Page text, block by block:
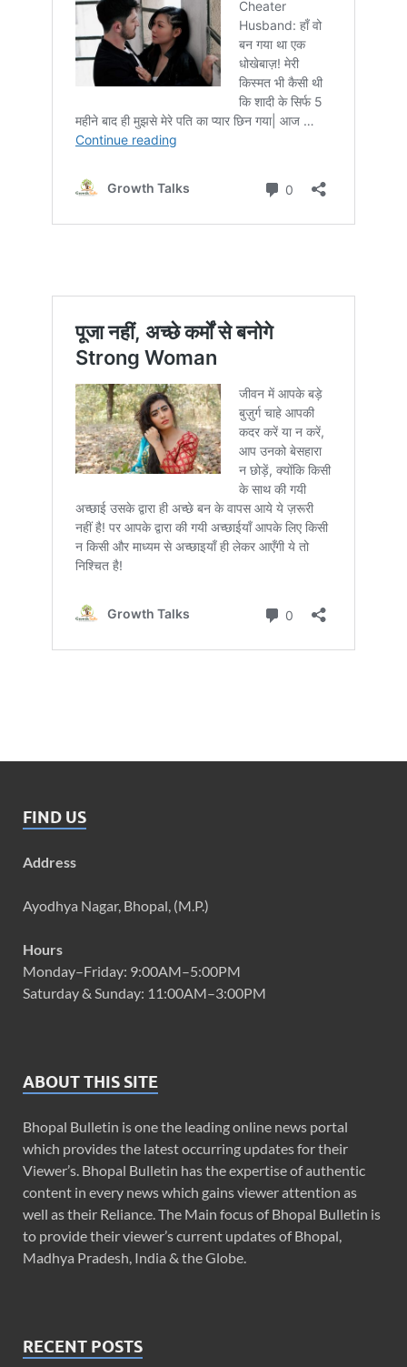
FIND US
Address
Ayodhya Nagar, Bhopal, (M.P.)
Hours
Monday–Friday: 9:00AM–5:00PM
Saturday & Sunday: 11:00AM–3:00PM
ABOUT THIS SITE
Bhopal Bulletin is one the leading online news portal
which provides the latest occurring updates for their
Viewer’s. Bhopal Bulletin has the expertise of authentic
content in every news which gains viewer attention as
well as their Reliance. The Main focus of Bhopal Bulletin is
to provide their viewer’s current updates of Bhopal,
Madhya Pradesh, India & the Globe.
RECENT POSTS